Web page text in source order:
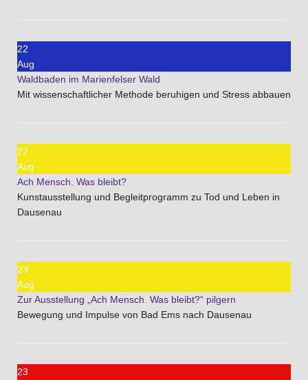
22
Aug
Waldbaden im Marienfelser Wald
Mit wissenschaftlicher Methode beruhigen und Stress abbauen
22
Aug
Ach Mensch. Was bleibt?
Kunstausstellung und Begleitprogramm zu Tod und Leben in
Dausenau
23
Aug
Zur Ausstellung „Ach Mensch. Was bleibt?“ pilgern
Bewegung und Impulse von Bad Ems nach Dausenau
23